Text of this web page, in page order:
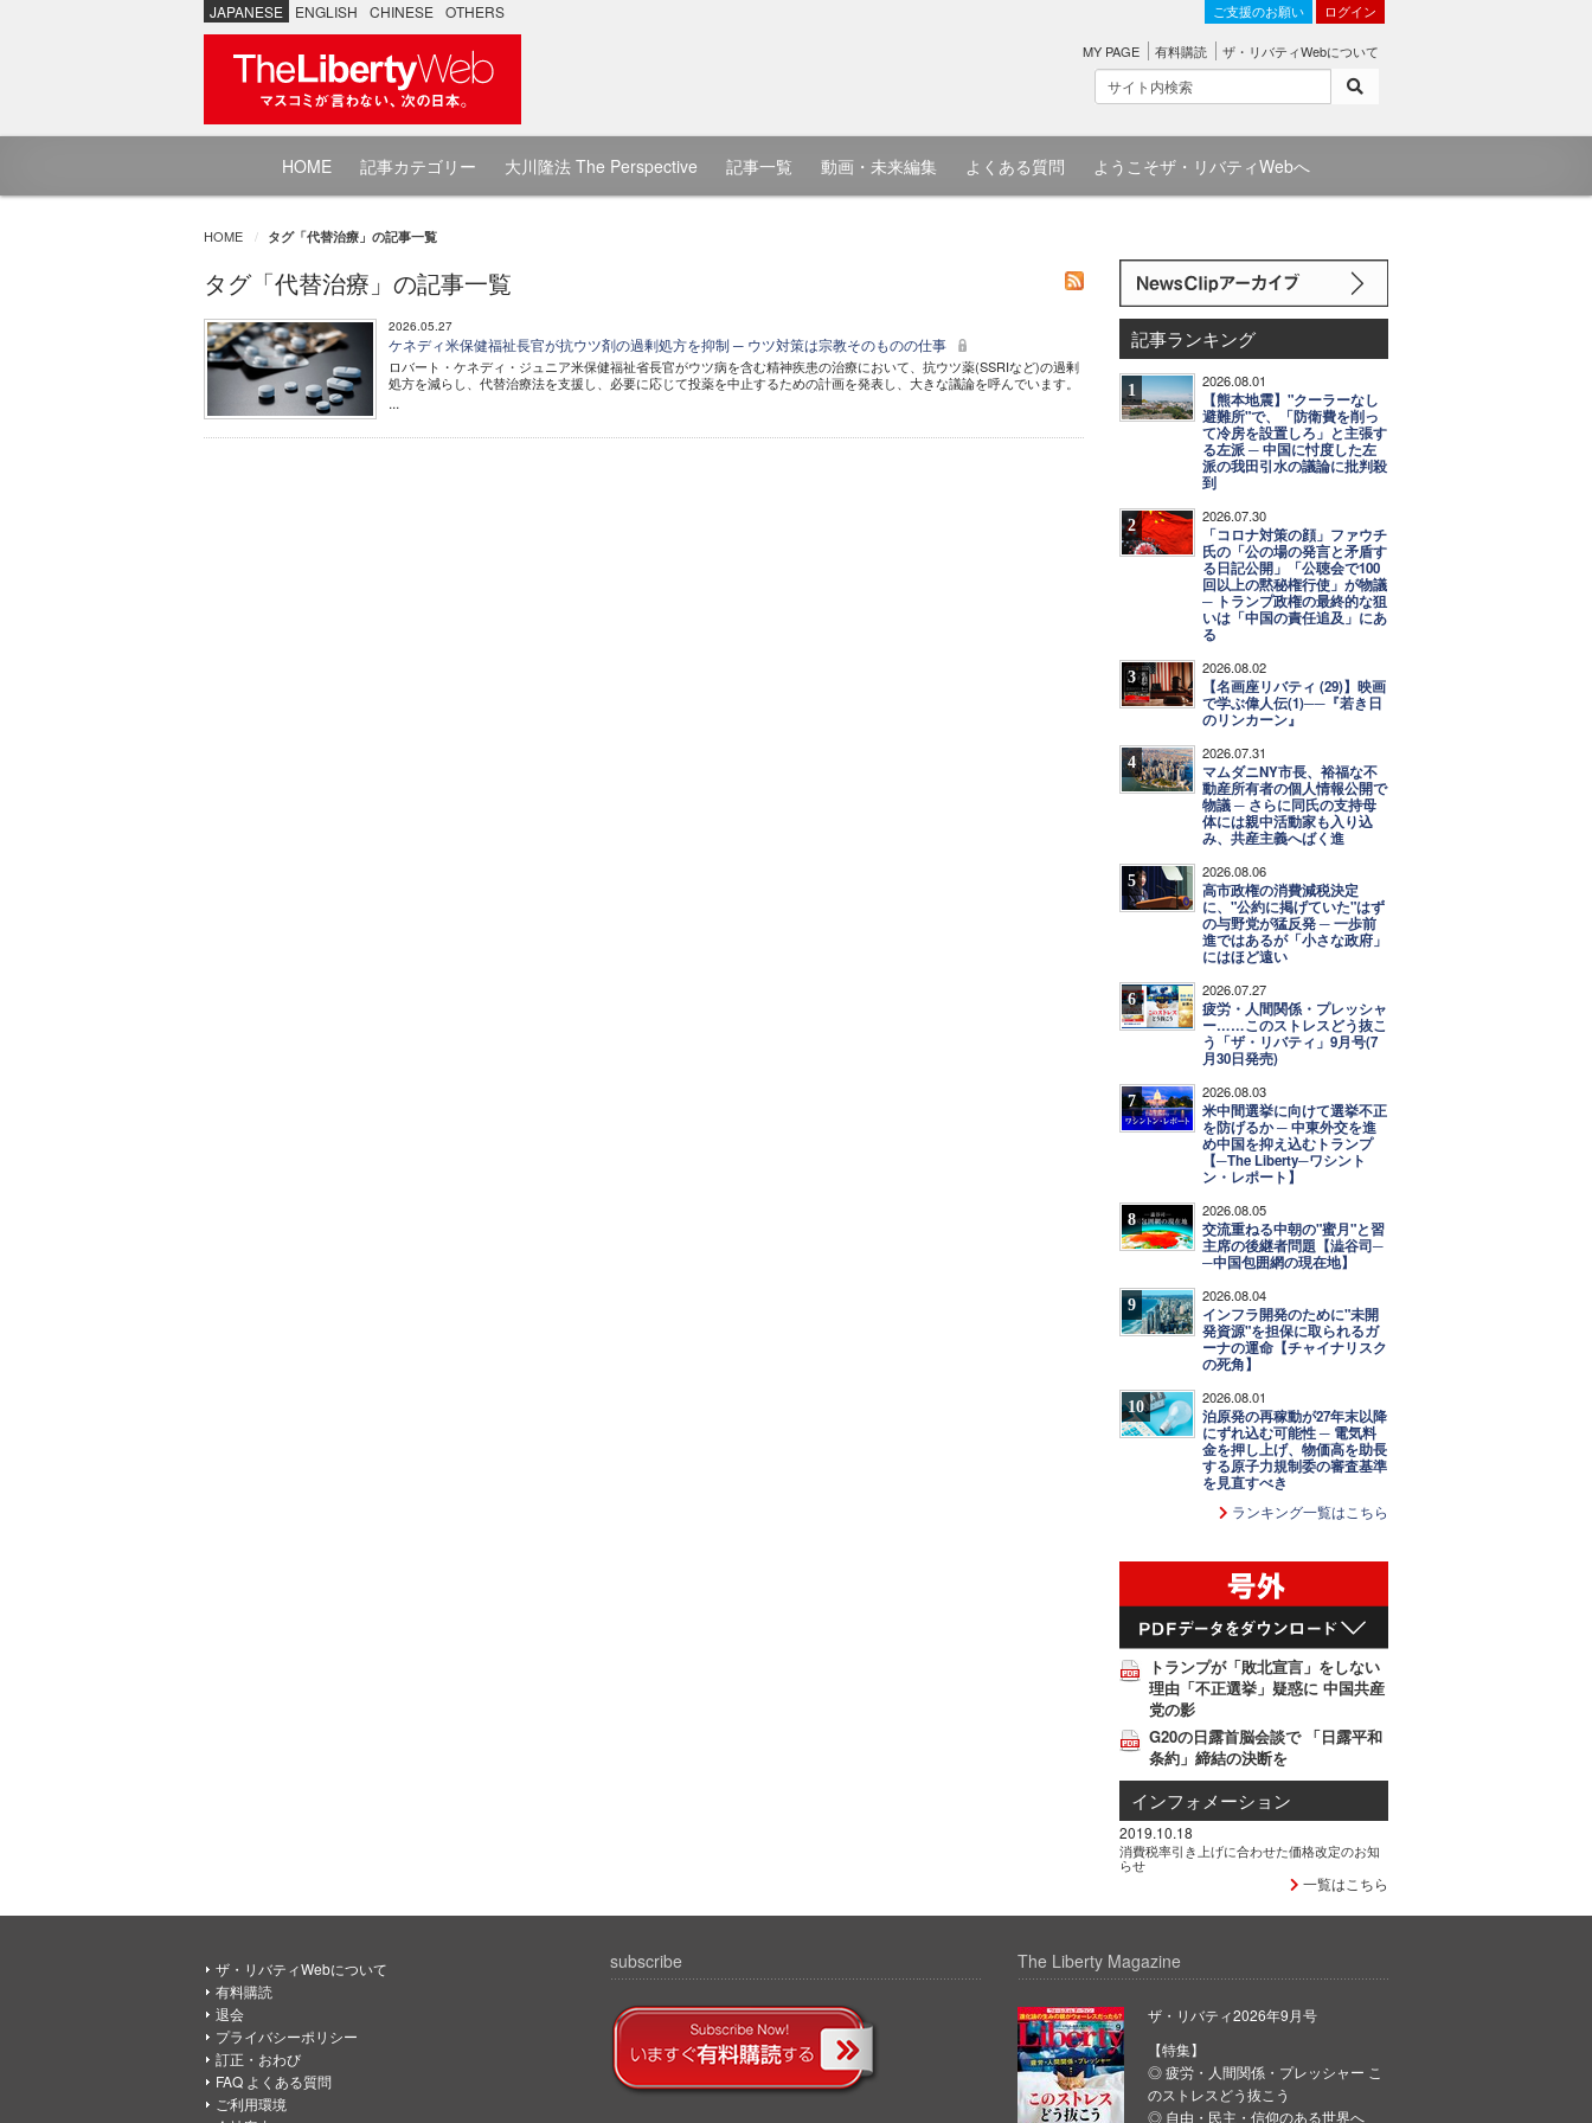
JAPANESE ENGLISH CHINESE OTHERS ご支援のお願い ログイン
MY PAGE 有料購読 ザ・リバティWebについて
HOME 記事カテゴリー 大川隆法 The Perspective 記事一覧 動画・未来編集 よくある質問 ようこそザ・リバティWebへ
HOME タグ「代替治療」の記事一覧
タグ「代替治療」の記事一覧
2026.05.27
ケネディ米保健福祉長官が抗ウツ剤の過剰処方を抑制 ─ ウツ対策は宗教そのものの仕事
ロバート・ケネディ・ジュニア米保健福祉省長官がウツ病を含む精神疾患の治療において、抗ウツ薬(SSRIなど)の過剰
処方を減らし、代替治療法を支援し、必要に応じて投薬を中止するための計画を発表し、大きな議論を呼んでいます。
...
記事ランキング
1 2026.08.01
【熊本地震】"クーラーなし
避難所"で、「防衛費を削っ
て冷房を設置しろ」と主張す
る左派 ─ 中国に忖度した左
派の我田引水の議論に批判殺
到
2 2026.07.30
「コロナ対策の顔」ファウチ
氏の「公の場の発言と矛盾す
る日記公開」「公聴会で100
回以上の黙秘権行使」が物議
─ トランプ政権の最終的な狙
いは「中国の責任追及」にあ
る
3 2026.08.02
【名画座リバティ (29)】映画
で学ぶ偉人伝(1)──『若き日
のリンカーン』
4 2026.07.31
マムダニNY市長、裕福な不
動産所有者の個人情報公開で
物議 ─ さらに同氏の支持母
体には親中活動家も入り込
み、共産主義へばく進
5 2026.08.06
高市政権の消費減税決定
に、"公約に掲げていた"はず
の与野党が猛反発 ─ 一歩前
進ではあるが「小さな政府」
にはほど遠い
6 2026.07.27
疲労・人間関係・プレッシャ
ー……このストレスどう抜こ
う「ザ・リバティ」9月号(7
月30日発売)
7 2026.08.03
米中間選挙に向けて選挙不正
を防げるか ─ 中東外交を進
め中国を抑え込むトランプ
【─The Liberty─ワシント
ン・レポート】
8 2026.08.05
交流重ねる中朝の"蜜月"と習
主席の後継者問題【澁谷司─
─中国包囲網の現在地】
9 2026.08.04
インフラ開発のために"未開
発資源"を担保に取られるガ
ーナの運命【チャイナリスク
の死角】
10 2026.08.01
泊原発の再稼動が27年末以降
にずれ込む可能性 ─ 電気料
金を押し上げ、物価高を助長
する原子力規制委の審査基準
を見直すべき
ランキング一覧はこちら
トランプが「敗北宣言」をしない
理由「不正選挙」疑惑に 中国共産
党の影
G20の日露首脳会談で 「日露平和
条約」締結の決断を
インフォメーション
2019.10.18
消費税率引き上げに合わせた価格改定のお知
らせ
一覧はこちら
ザ・リバティWebについて
有料購読
退会
プライバシーポリシー
訂正・おわび
FAQ よくある質問
ご利用環境
subscribe The Liberty Magazine
ザ・リバティ2026年9月号
【特集】
◎ 疲労・人間関係・プレッシャー こ
のストレスどう抜こう
◎ 自由・民主・信仰のある世界へ